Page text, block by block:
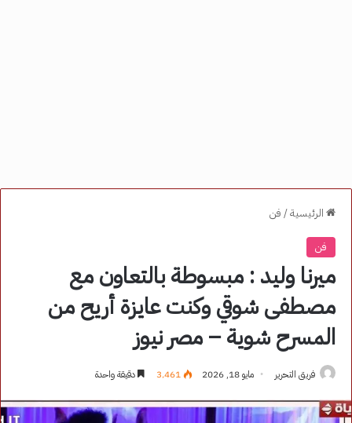
الرئيسية/ فن
فن
ميرنا وليد : مبسوطة بالتعاون مع
مصطفى شوقي وكنت عايزة أريح من
المسرح شوية – مصر نيوز
فريق التحرير مايو 18, 2026 3٬461 دقيقة واحدة